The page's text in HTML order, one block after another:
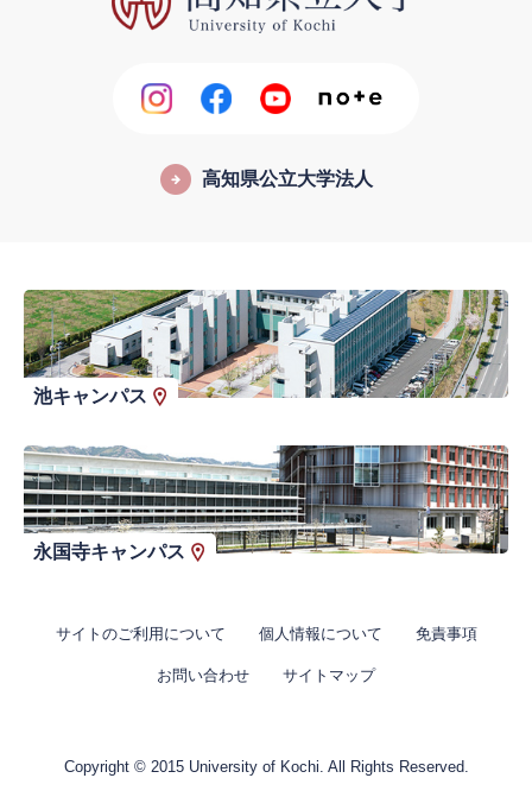
高知県公立大学法人
池キャンパス
永国寺キャンパス
サイトのご利用について 個人情報について 免責事項
お問い合わせ サイトマップ
Copyright © 2015 University of Kochi. All Rights Reserved.